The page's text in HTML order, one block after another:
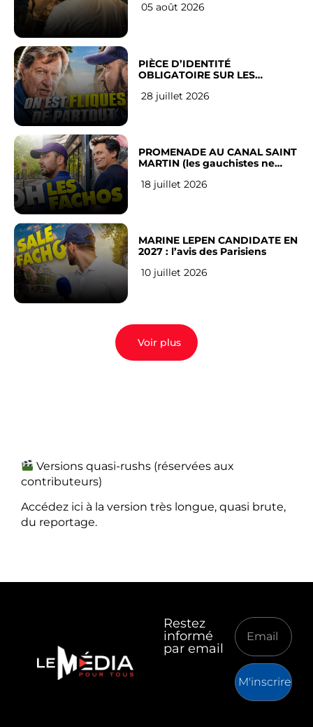
05 août 2026
PIÈCE D’IDENTITÉ
OBLIGATOIRE SUR LES
Français
28 juillet 2026
PROMENADE AU CANAL SAINT
MARTIN (les gauchistes ne
18 juillet 2026
MARINE LEPEN CANDIDATE EN
2027 : l’avis des Parisiens
10 juillet 2026
Voir plus
Versions quasi-rushs (réservées aux
contributeurs)
Accédez ici à la version très longue, quasi brute,
du reportage.
Restez
informé
par email
M'inscrire